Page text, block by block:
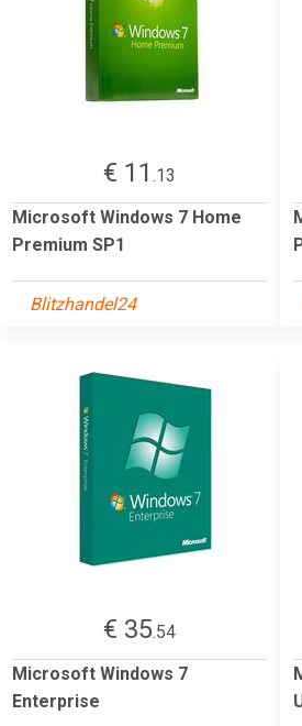
€ 11 .13
Microsoft Windows 7 Home
Premium SP1
Blitzhandel24
€ 35.54
Microsoft Windows 7
Enterprise